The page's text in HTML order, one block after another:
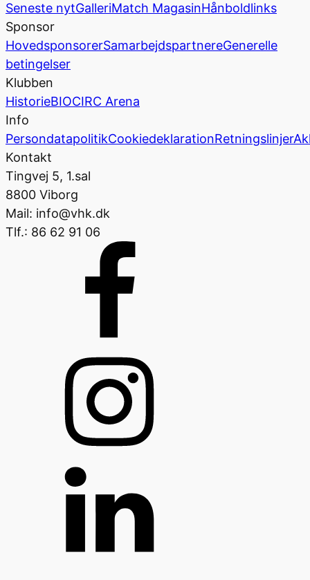
Seneste nytGalleriMatch MagasinHånboldlinks
Sponsor
HovedsponsorerSamarbejdspartnereGenerelle
betingelser
Klubben
HistorieBIOCIRC Arena
Info
PersondatapolitikCookiedeklarationRetningslinjer
Kontakt
Tingvej 5, 1.sal
8800 Viborg
Mail: info@vhk.dk
Tlf.: 86 62 91 06